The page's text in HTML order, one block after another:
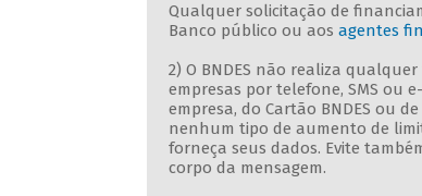
Qualquer solicitação de
Banco público ou aos agentes
2) O BNDES não realiza
empresas por telefone, SMS ou
empresa, do Cartão BNDES ou
nenhum tipo de aumento de
forneça seus dados. Evite
corpo da mensagem.